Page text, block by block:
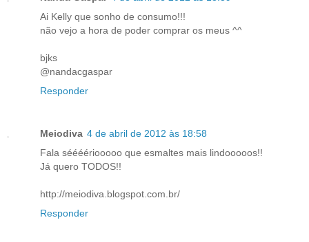
Ai Kelly que sonho de consumo!!!
não vejo a hora de poder comprar os meus ^^
bjks
@nandacgaspar
Responder
Meiodiva 4 de abril de 2012 às 18:58
Fala séééériooooo que esmaltes mais lindooooos!!
Já quero TODOS!!
http://meiodiva.blogspot.com.br/
Responder